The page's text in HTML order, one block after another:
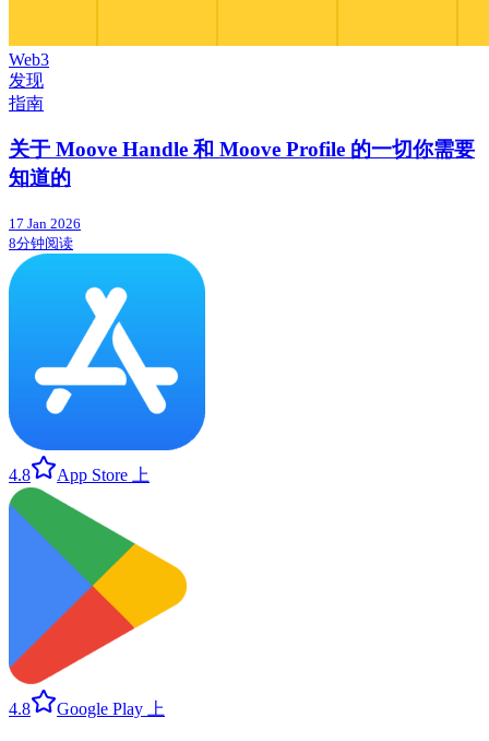
Web3
发现
指南
关于 Moove Handle 和 Moove Profile 的一切你需要
知道的
17 Jan 2026
8分钟阅读
4.8 App Store 上
4.8 Google Play 上